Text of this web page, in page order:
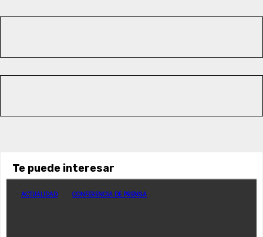
Te puede interesar
ACTUALIDAD CONFERENCIA DE PRENSA